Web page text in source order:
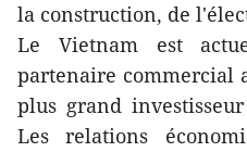
la construction, de
Le Vietnam est
partenaire commercial
plus grand
Les relations